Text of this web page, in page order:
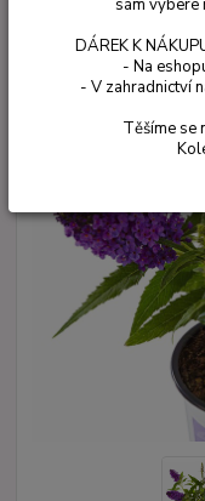
sám vybere
DÁREK K
- Na
- V zahradnictví
Těšíme se